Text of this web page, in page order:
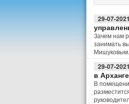
29-07-
Зачем нам
занимать
Мишуковым.
29-07-
в
В